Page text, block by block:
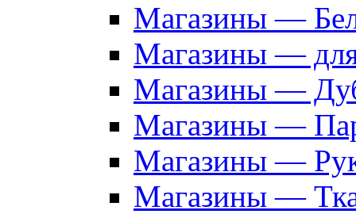
Магазины —
Магазины —
Магазины —
Магазины —
Магазины —
Магазины —